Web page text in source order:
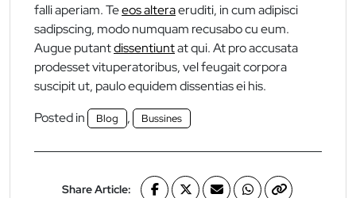
falli aperiam. Teeos alteraeruditi, in cum adipisci
sadipscing, modo numquam recusabo cu eum.
Augue putantdissentiuntat qui. At pro accusata
prodesset vituperatoribus, vel feugait corpora
suscipit ut, paulo equidem dissentias ei his.
Posted in
Blog , Bussines
Share Article: